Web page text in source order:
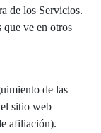
de los Servicios.
que ve en otros
de las
sitio web
afiliación).